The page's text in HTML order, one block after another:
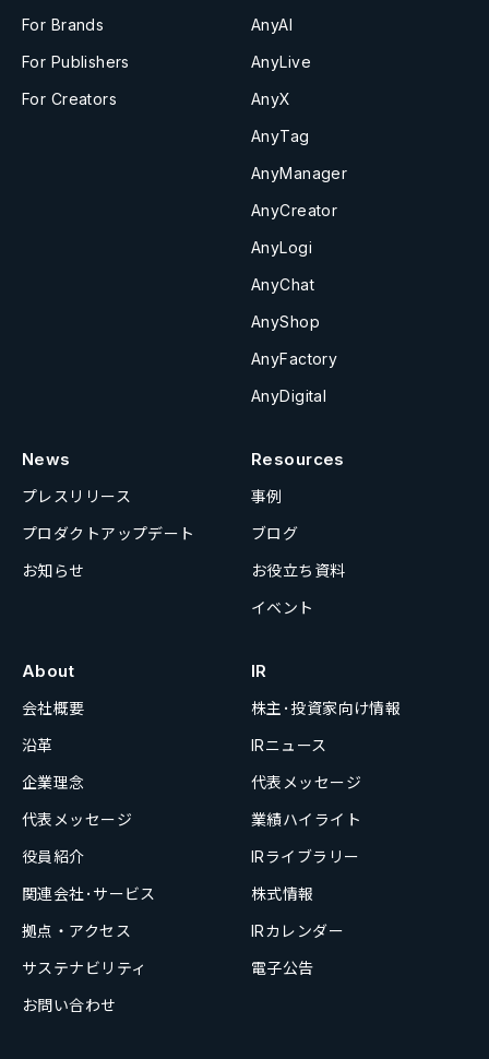
For Brands
For Publishers
For Creators
AnyAI
AnyLive
AnyX
AnyTag
AnyManager
AnyCreator
AnyLogi
AnyChat
AnyShop
AnyFactory
AnyDigital
News
プレスリリース
プロダクトアップデート
お知らせ
Resources
事例
ブログ
お役立ち資料
イベント
About
会社概要
沿革
企業理念
代表メッセージ
役員紹介
関連会社･サービス
拠点・アクセス
サステナビリティ
お問い合わせ
IR
株主･投資家向け情報
IRニュース
代表メッセージ
業績ハイライト
IRライブラリー
株式情報
IRカレンダー
電子公告